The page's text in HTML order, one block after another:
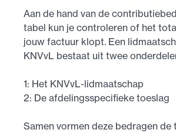
Aan de hand van de
tabel kun je controleren of het
jouw factuur klopt. Een
KNVvL bestaat uit twee
1: Het KNVvL-lidmaatschap
2: De afdelingsspecifieke toeslag
Samen vormen deze bedragen de